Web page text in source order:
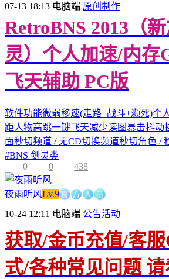
07-13 18:13 电脑端 原创制作
RetroBNS 2013（
灵）个人加速/内存
飞天辅助 PC版
软件功能微弱移速(走路+战斗+濒死)个
距人物高跳一键飞天减少读图暴击抖动
面秒切频道 / 无CD切换频道秒切角色 /
#BNS 剑灵类
0
0 438
夜雨听风Lv.9官方人员
10-24 12:11 电脑端 公告活动
获取/金币充值/客
式/各种常见问题